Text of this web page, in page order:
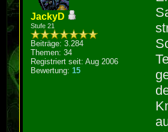
JackyD
Stufe 21
Beiträge: 3.284
Themen: 34
Registriert seit: Aug 2006
Bewertung:15